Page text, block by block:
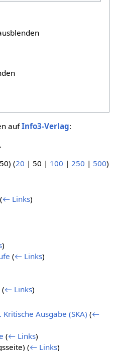
aufInfo3-Verlag:
) (20 | 50 | 100 | 250 | 500)
(← Links)
)
(← Links)
(← Links)
Ausgabe (SKA) (←
(← Links)
(← Links)